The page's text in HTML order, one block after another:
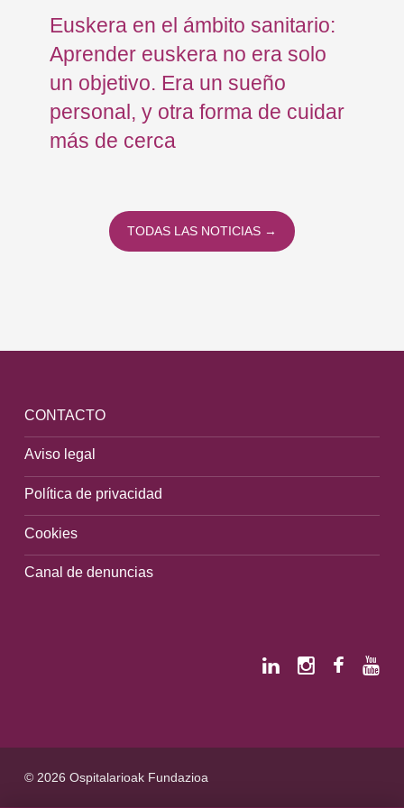
Euskera en el ámbito sanitario:
Aprender euskera no era solo
un objetivo. Era un sueño
personal, y otra forma de cuidar
más de cerca
TODAS LAS NOTICIAS →
CONTACTO
Aviso legal
Política de privacidad
Cookies
Canal de denuncias
© 2026 Ospitalarioak Fundazioa